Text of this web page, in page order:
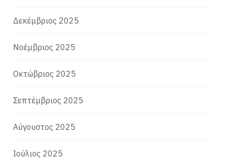
Δεκέμβριος 2025
Νοέμβριος 2025
Οκτώβριος 2025
Σεπτέμβριος 2025
Αύγουστος 2025
Ιούλιος 2025